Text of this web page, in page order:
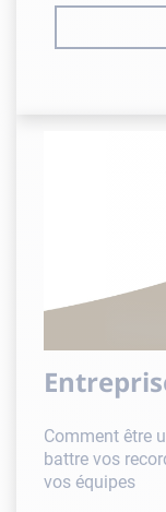
Comment être
battre vos
vos équipes